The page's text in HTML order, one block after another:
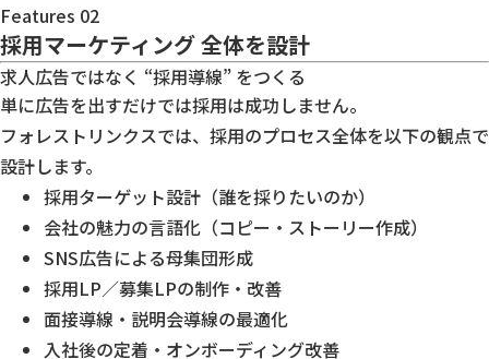
Features 02
採用マーケティング全体を設計
求人広告ではなく “採用導線” をつくる
単に広告を出すだけでは採用は成功しません。
フォレストリンクスでは、採用のプロセス全体を以下の観点で
設計します。
採用ターゲット設計（誰を採りたいのか）
会社の魅力の言語化（コピー・ストーリー作成）
SNS広告による母集団形成
採用LP／募集LPの制作・改善
面接導線・説明会導線の最適化
入社後の定着・オンボーディング改善